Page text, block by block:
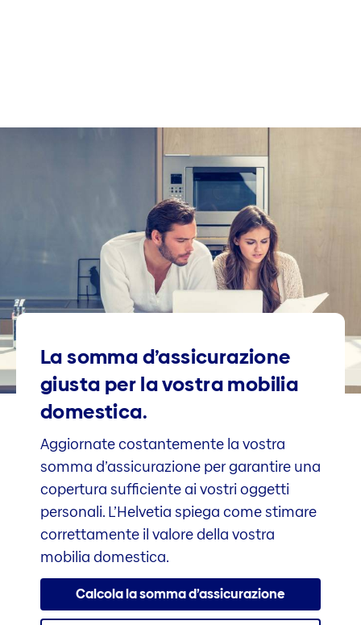
La somma d’assi­curazione
giusta per la vostra mobilia
domestica.
Aggiornate costantemente la vostra
somma d’assicurazione per garantire una
copertura sufficiente ai vostri oggetti
personali. L’Helvetia spiega come stimare
correttamente il valore della vostra
mobilia domestica.
Calcola la somma d’assi­curazione